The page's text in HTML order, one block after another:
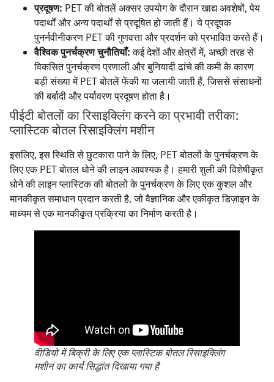
प्रदूषण: PET की बोतलें अक्सर उपयोग के दौरान खाद्य अवशेषों, पेय
पदार्थों और अन्य पदार्थों से प्रदूषित हो जाती हैं। ये प्रदूषक
पुनर्नवीनीकरण PET की गुणवत्ता और प्रदर्शन को प्रभावित करते हैं।
वैश्विक पुनर्चक्रण चुनौतियाँ:कई देशों और क्षेत्रों में, अच्छी तरह से
विकसित पुनर्चक्रण प्रणाली और बुनियादी ढांचे की कमी के कारण
बड़ी संख्या में PET बोतलें फेंकी या जलायी जाती हैं, जिससे संसाधनों
की बर्बादी और पर्यावरण प्रदूषण होता है।
पीईटी बोतलों का रिसाइक्लिंग करने का प्रभावी तरीका:
प्लास्टिक बोतल रिसाइक्लिंग मशीन
इसलिए, इस स्थिति से छुटकारा पाने के लिए, PET बोतलों के पुनर्चक्रण के
लिए एक PET बोतल धोने की लाइन आवश्यक है। हमारी शुली की विशेषीकृत
धोने की लाइन प्लास्टिक की बोतलों के पुनर्चक्रण के लिए एक कुशल और
मानकीकृत समाधान प्रदान करती है, जो वैज्ञानिक और एकीकृत डिज़ाइन के
माध्यम से एक मानकीकृत प्रक्रिया का निर्माण करती है।
वीडियो में बिक्री के लिए एक प्लास्टिक बोतल रिसाइक्लिंग
मशीन का कार्य सिद्धांत दिखाया गया है